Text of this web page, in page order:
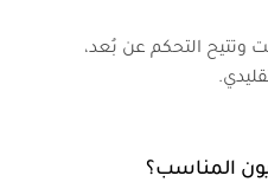
وتتيح التحكم عن بُعد،
المناسب؟